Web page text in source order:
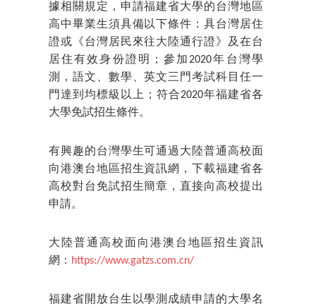
據相關規定，申請福建省大學的台灣地區
高中畢業生須具備以下條件：具台灣居住
證或《台灣居民來往大陸通行證》及在台
居住有效身份證明；參加2020年台灣學
測，語文、數學、英文三門考試科目任一
門達到均標級以上；符合2020年福建省各
大學免試招生條件。
有興趣的台灣學生可通過大陸普通高校面
向港澳台地區招生資訊網，下載福建省各
高校對台免試招生簡章，直接向高校提出
申請。
大陸普通高校面向港澳台地區招生資訊
網： https://www.gatzs.com.cn/
福建省開放台生以學測成績申請的大學名